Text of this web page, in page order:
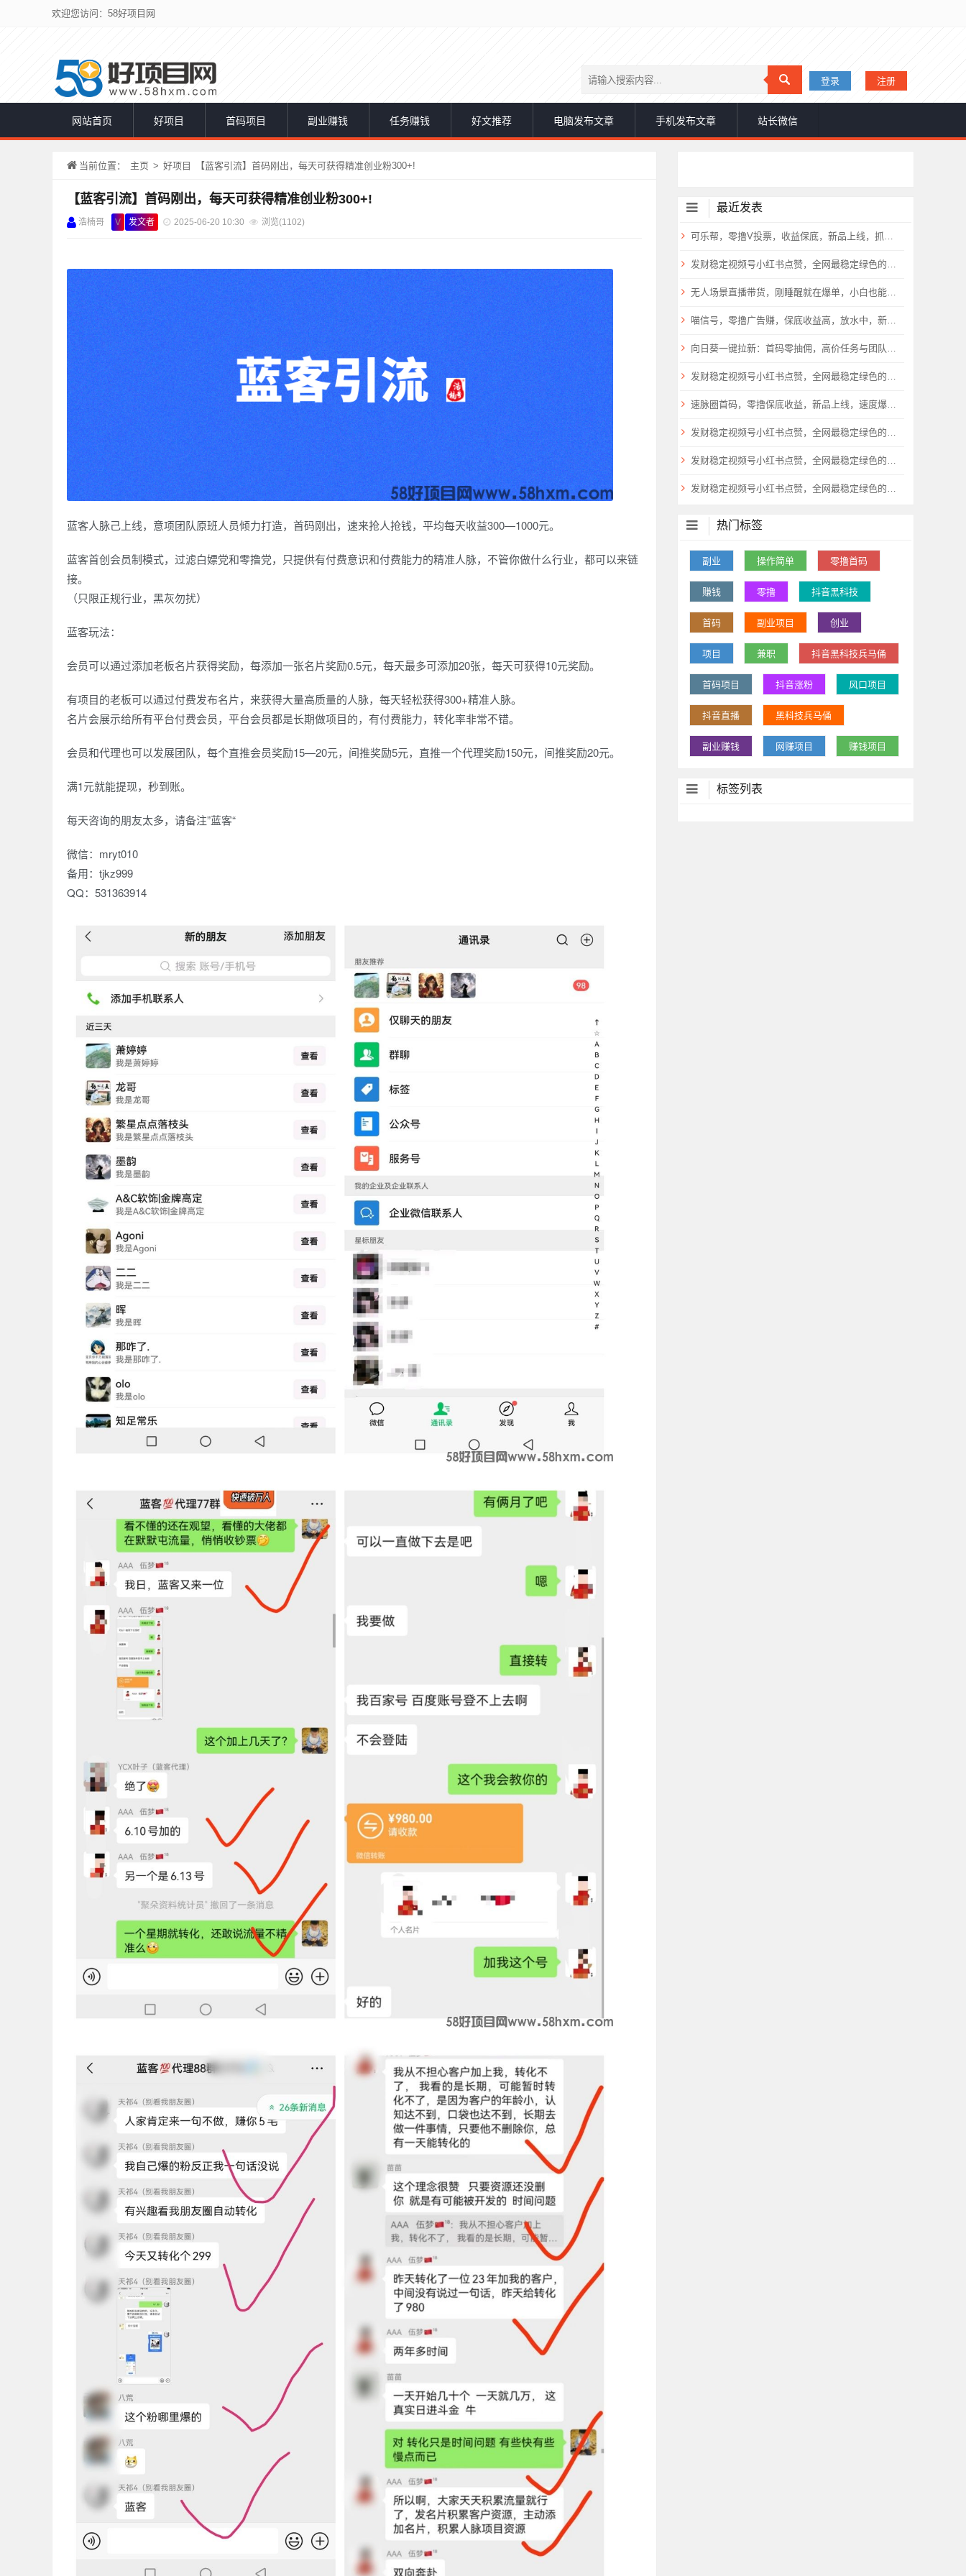
欢迎您访问：58好项目网
登录 注册
网站首页 好项目 首码项目 副业赚钱 任务赚钱 好文推荐 电脑发布文章 手机发布文章 站长微信
当前位置： 主页 > 好项目 【蓝客引流】首码刚出，每天可获得精准创业粉300+!
【蓝客引流】首码刚出，每天可获得精准创业粉300+!
浩楠哥 V 发文者 2025-06-20 10:30 浏览(1102)
蓝客人脉己上线，意项团队原班人员倾力打造，首码刚出，速来抢人抢钱，平均每天收益300—1000元。
蓝客首创会员制模式，过滤白嫖党和零撸党，只提供有付费意识和付费能力的精准人脉，不管你做什么行业，都可以来链
接。
（只限正规行业，黑灰勿扰）
蓝客玩法：
会员可以通过添加老板名片获得奖励，每添加一张名片奖励0.5元，每天最多可添加20张，每天可获得10元奖励。
有项目的老板可以通过付费发布名片，来获得大量高质量的人脉，每天轻松获得300+精准人脉。
名片会展示给所有平台付费会员，平台会员都是长期做项目的，有付费能力，转化率非常不错。
会员和代理也可以发展团队，每个直推会员奖励15—20元，间推奖励5元，直推一个代理奖励150元，间推奖励20元。
满1元就能提现，秒到账。
每天咨询的朋友太多，请备注”蓝客“
微信：mryt010
备用：tjkz999
QQ：531363914
最近发表
可乐帮，零撸V投票，收益保底，新品上线，抓紧上车，
发财稳定视频号小红书点赞，全网最稳定绿色的项目，小红书启动
无人场景直播带货，刚睡醒就在爆单，小白也能做！
喵信号，零撸广告赚，保底收益高，放水中，新品上线，
​向日葵一键拉新：首码零抽佣，高价任务与团队扶持倾斜9
发财稳定视频号小红书点赞，全网最稳定绿色的项目，一起起飞
速脉圈首码，零撸保底收益，新品上线，速度爆粉，抓紧上车
发财稳定视频号小红书点赞，全网最稳定绿色的项目，一起起飞
发财稳定视频号小红书点赞，全网最稳定绿色的项目，稳如泰山
发财稳定视频号小红书点赞，全网最稳定绿色的项目，稳如泰山
热门标签
副业 操作简单 零撸首码
赚钱 零撸 抖音黑科技
首码 副业项目 创业
项目 兼职 抖音黑科技兵马俑
首码项目 抖音涨粉 风口项目
抖音直播 黑科技兵马俑
副业赚钱 网赚项目 赚钱项目
标签列表